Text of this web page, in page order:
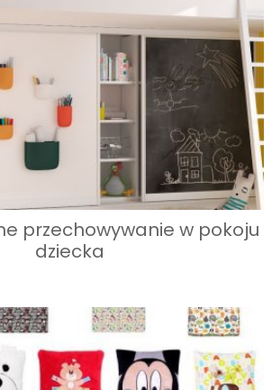
przechowywanie w pokoju
dziecka